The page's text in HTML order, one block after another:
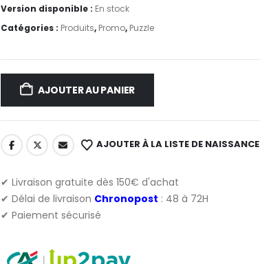
Version disponible : En stock
Catégories : Produits, Promo, Puzzle
AJOUTER AU PANIER
AJOUTER À LA LISTE DE NAISSANCE
✔ Livraison gratuite dès 150€ d'achat
✔ Délai de livraison Chronopost : 48 à 72H
✔ Paiement sécurisé